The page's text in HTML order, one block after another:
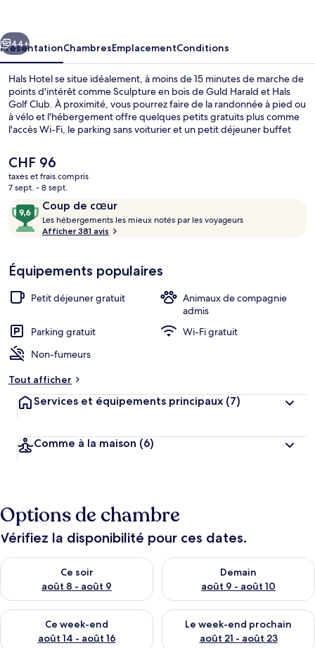
Suivant
44+
PrésentationChambresEmplacementConditions
Hals Hotel se situe idéalement, à moins de 15 minutes de marche de
points d'intérêt comme Sculpture en bois de Guld Harald et Hals
Golf Club. À proximité, vous pourrez faire de la randonnée à pied ou
à vélo et l'hébergement offre quelques petits gratuits plus comme
l'accès Wi-Fi, le parking sans voiturier et un petit déjeuner buffet
petits avantages de cet hébergement figurent une terrasse et un
jardin.
Le
prix
actuel
de
CHF 96.
CHF 96
taxes et frais compris
7 sept. - 8 sept.
Avis
voyageurs
Coup de cœur
9,6
sur
10,
cœur
Les hébergements les mieux notés par les voyageurs
b
t
l
n
o
t
é
s
p
Afficher 381 avis
Équipements populaires
Petit déjeuner gratuit
Animaux de compagnie
admis
Parking gratuit
Wi-Fi gratuit
Non-fumeurs
Tout afficher
Services et équipements principaux (7)
Comme à la maison (6)
Options de chambre
Vérifiez la disponibilité pour ces dates.
Ce soir
août 8 - août 9
Vérifier la disponibilité pour ce soir août 8 - août 9
Demain
août 9 - août 10
Vérifier la disponibilité pour
Ce week-end
août 14 - août 16
Vérifier la disponibilité pour ce week-end août 14 - août 16
Le week-end prochain
août 21 - août 23
Vérifier la disponibilité pour